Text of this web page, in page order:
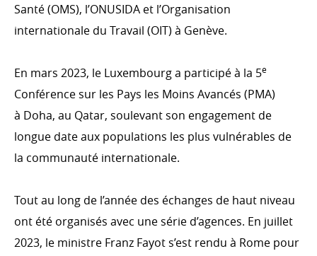
ONG luxembourgeoises et internationales
emergency.lu
Formations
Genre
Droits humains
Santé (OMS), l’ONUSIDA et l’Organisation
internationale du Travail (OIT) à Genève.
En mars 2023, le Luxembourg a participé à la 5e
Conférence sur les Pays les Moins Avancés (PMA)
à Doha, au Qatar, soulevant son engagement de
longue date aux populations les plus vulnérables de
la communauté internationale.
Tout au long de l’année des échanges de haut niveau
ont été organisés avec une série d’agences. En juillet
2023, le ministre Franz Fayot s’est rendu à Rome pour